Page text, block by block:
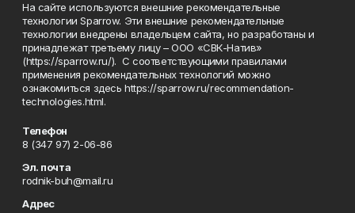
На сайте используются внешние рекомендательные
технологии Sparrow. Эти внешние рекомендательные
технологии внедрены владельцем сайта, но разработаны и
принадлежат третьему лицу – ООО «СВК-Натив»
(https://sparrow.ru/). С соответствующими правилами
применения рекомендательных технологий можно
ознакомиться здесь https://sparrow.ru/recommendation-
technologies.html.
Телефон
8 (347 97) 2-06-86
Эл. почта
rodnik-buh@mail.ru
Адрес